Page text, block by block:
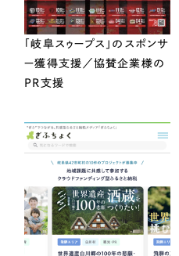
「岐阜スゥープス」のスポンサ
ー獲得支援／協賛企業様の
PR支援